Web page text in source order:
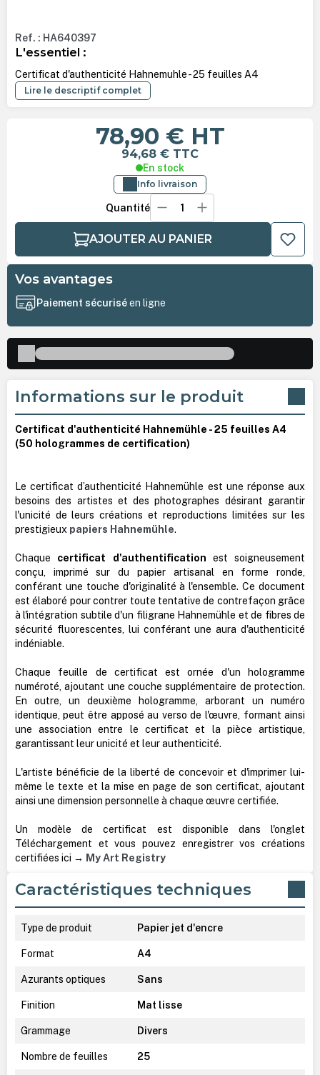
Ref. : HA640397
L'essentiel :
Certificat d'authenticité Hahnemuhle - 25 feuilles A4
Lire le descriptif complet
78,90 € HT
94,68 € TTC
En stock
Info livraison
Quantité
AJOUTER AU PANIER
Vos avantages
Paiement sécuriséen ligne
Informations sur le produit
Certificat d'authenticité Hahnemühle - 25 feuilles A4
(50 hologrammes de certification)
Le certificat d’authenticité Hahnemühle est une réponse aux
besoins des artistes et des photographes désirant garantir
l'unicité de leurs créations et reproductions limitées sur les
prestigieux papiers Hahnemühle.
Chaque certificat d'authentification est soigneusement
conçu, imprimé sur du papier artisanal en forme ronde,
conférant une touche d'originalité à l'ensemble. Ce document
est élaboré pour contrer toute tentative de contrefaçon grâce
à l'intégration subtile d'un filigrane Hahnemühle et de fibres de
sécurité fluorescentes, lui conférant une aura d'authenticité
indéniable.
Chaque feuille de certificat est ornée d'un hologramme
numéroté, ajoutant une couche supplémentaire de protection.
En outre, un deuxième hologramme, arborant un numéro
identique, peut être apposé au verso de l'œuvre, formant ainsi
une association entre le certificat et la pièce artistique,
garantissant leur unicité et leur authenticité.
L'artiste bénéficie de la liberté de concevoir et d'imprimer lui-
même le texte et la mise en page de son certificat, ajoutant
ainsi une dimension personnelle à chaque œuvre certifiée.
Un modèle de certificat est disponible dans l'onglet
Téléchargement et vous pouvez enregistrer vos créations
certifiées ici → My Art Registry
Caractéristiques techniques
Type de produit Papier jet d'encre
Format A4
Azurants optiques Sans
Finition Mat lisse
Grammage Divers
Nombre de feuilles 25